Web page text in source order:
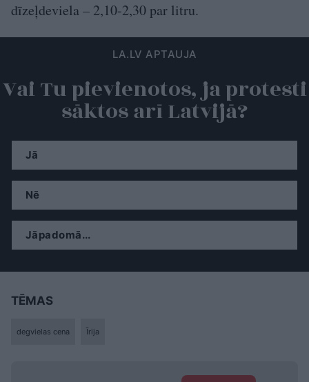
dīzeļdeviela – 2,10-2,30 par litru.
LA.LV APTAUJA
Vai Tu pievienotos, ja protesti
sāktos arī Latvijā?
Jā
Nē
Jāpadomā...
TĒMAS
degvielas cena Īrija